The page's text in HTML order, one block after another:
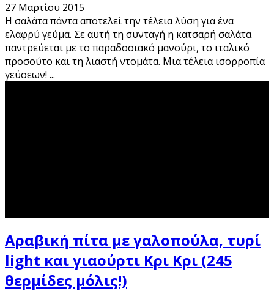
27 Μαρτίου 2015
Η σαλάτα πάντα αποτελεί την τέλεια λύση για ένα
ελαφρύ γεύμα. Σε αυτή τη συνταγή η κατσαρή σαλάτα
παντρεύεται με το παραδοσιακό μανούρι, το ιταλικό
προσούτο και τη λιαστή ντομάτα. Μια τέλεια ισορροπία
γεύσεων! ...
Αραβική πίτα με γαλοπούλα, τυρί
light και γιαούρτι Kρι Κρι (245
θερμίδες μόλις!)